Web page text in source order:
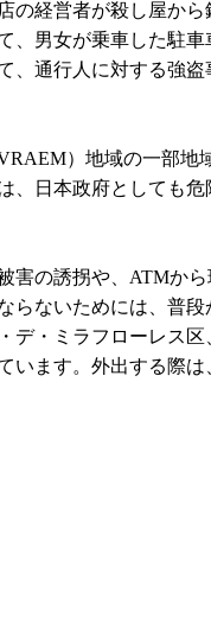
の経営者が殺し屋か
、男女が乗車した駐
、通行人に対する強
）地域の一部
、日本政府としても
害の誘拐や、ATMか
らないためには、普
デ・ミラフローレス
ます。外出する際